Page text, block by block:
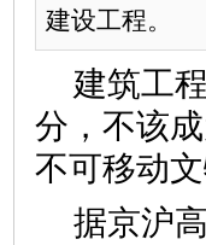
建设工程。
建筑工
分，不该
不可移动
据京沪